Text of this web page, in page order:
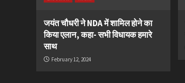
जयंत चौधरी ने NDA में शामिल होने का
किया एलान, कहा- सभी विधायक हमारे
साथ
February 12, 2024